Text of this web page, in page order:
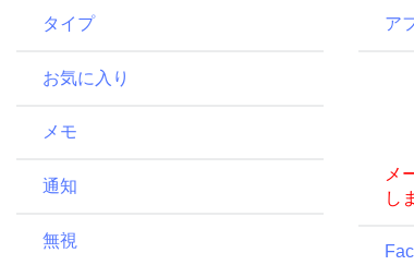
タイプ
お気に入り
メモ
通知
無視
ア
メ
し